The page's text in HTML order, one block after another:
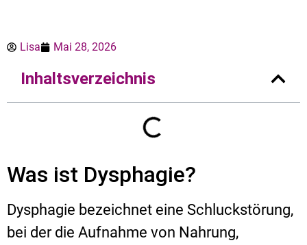
Lisa Mai 28, 2026
Inhaltsverzeichnis
Was ist Dysphagie?
Dysphagie bezeichnet eine Schluckstörung,
bei der die Aufnahme von Nahrung,